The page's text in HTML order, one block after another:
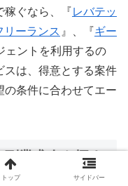
稼ぐなら、『レバテッ
リーランス 』、『ギー
ェントを利用するの
スは、得意とする案件
条件に合わせてエー
業求人を探す
トップ サイドバー